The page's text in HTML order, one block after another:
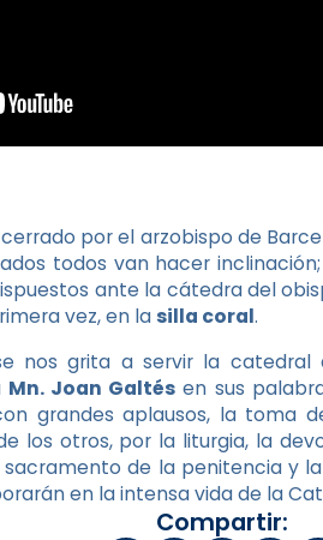
por el arzobispo de
todos van hacer
ante la cátedra del
vez, en la silla coral.
nos grita a servir la
Mn. Joan Galtés en sus
grandes aplausos, la toma
los otros, por la liturgia, la
de la penitencia y
en la intensa vida de la
Compartir: